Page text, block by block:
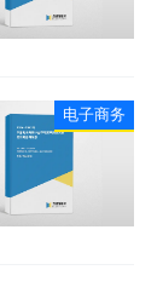
电子商务